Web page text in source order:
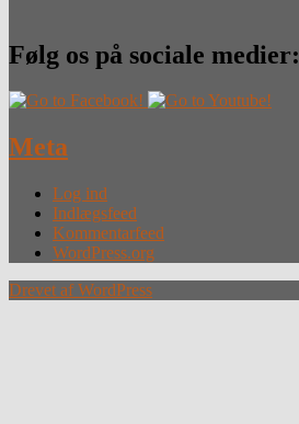
Følg os på sociale medier:
Meta
Log ind
Indlægsfeed
Kommentarfeed
WordPress.org
Drevet af WordPress